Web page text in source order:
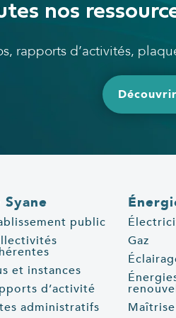
nos
rapports d’activités,
Syane
public
et instances
d’activité
administratifs
Gaz